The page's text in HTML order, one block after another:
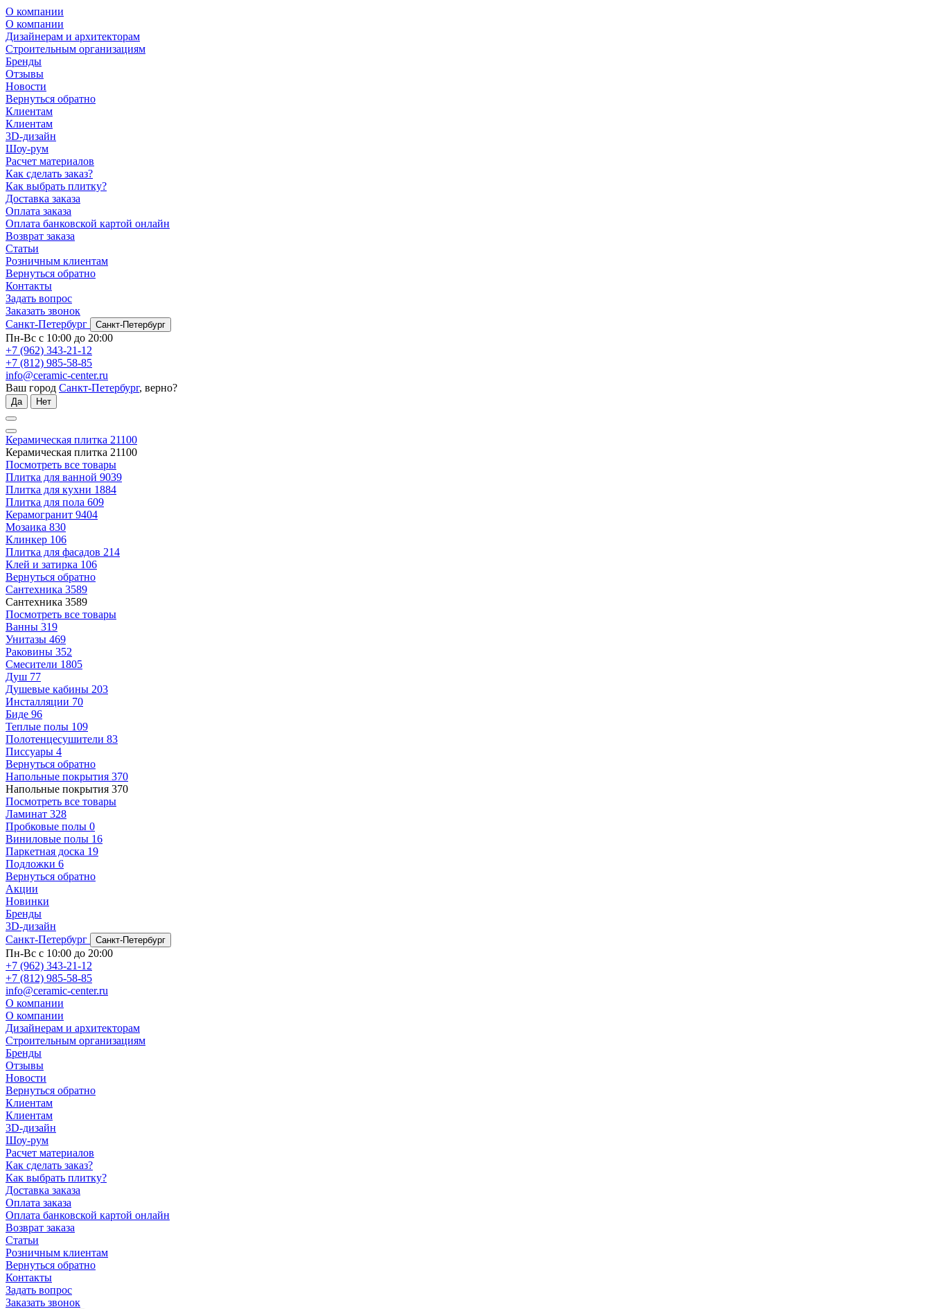
О компании
О компании
Дизайнерам и архитекторам
Строительным организациям
Бренды
Отзывы
Новости
Вернуться обратно
Клиентам
Клиентам
3D-дизайн
Шоу-рум
Расчет материалов
Как сделать заказ?
Как выбрать плитку?
Доставка заказа
Оплата заказа
Оплата банковской картой онлайн
Возврат заказа
Статьи
Розничным клиентам
Вернуться обратно
Контакты
Задать вопрос
Заказать звонок
Санкт-Петербург
Санкт-Петербург
Пн-Вс с 10:00 до 20:00
+7 (962) 343-21-12
+7 (812) 985-58-85
info@ceramic-center.ru
Ваш город Санкт-Петербург, верно?
Да Нет
Керамическая плитка 21100
Керамическая плитка 21100
Посмотреть все товары
Плитка для ванной 9039
Плитка для кухни 1884
Плитка для пола 609
Керамогранит 9404
Мозаика 830
Клинкер 106
Плитка для фасадов 214
Клей и затирка 106
Вернуться обратно
Сантехника 3589
Сантехника 3589
Посмотреть все товары
Ванны 319
Унитазы 469
Раковины 352
Смесители 1805
Душ 77
Душевые кабины 203
Инсталляции 70
Биде 96
Теплые полы 109
Полотенцесушители 83
Писсуары 4
Вернуться обратно
Напольные покрытия 370
Напольные покрытия 370
Посмотреть все товары
Ламинат 328
Пробковые полы 0
Виниловые полы 16
Паркетная доска 19
Подложки 6
Вернуться обратно
Акции
Новинки
Бренды
3D-дизайн
Санкт-Петербург
Санкт-Петербург
Пн-Вс с 10:00 до 20:00
+7 (962) 343-21-12
+7 (812) 985-58-85
info@ceramic-center.ru
О компании
О компании
Дизайнерам и архитекторам
Строительным организациям
Бренды
Отзывы
Новости
Вернуться обратно
Клиентам
Клиентам
3D-дизайн
Шоу-рум
Расчет материалов
Как сделать заказ?
Как выбрать плитку?
Доставка заказа
Оплата заказа
Оплата банковской картой онлайн
Возврат заказа
Статьи
Розничным клиентам
Вернуться обратно
Контакты
Задать вопрос
Заказать звонок